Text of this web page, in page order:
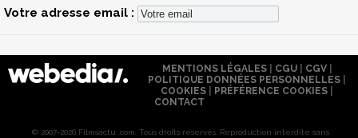
Votre adresse email :
MENTIONS LÉGALES| CGU| CGV|
POLITIQUE DONNÉES PERSONNELLES
COOKIES
PRÉFÉRENCE COOKIES
CONTACT
© 2007-2026 Filmsactu .com. Tous droits réservés. Reproduction interdite sans